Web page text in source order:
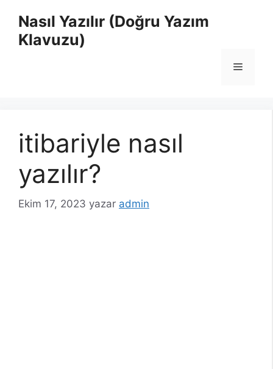
Nasıl Yazılır (Doğru Yazım
Klavuzu)
Menü
itibariyle nasıl
yazılır?
Ekim 17, 2023 yazar admin